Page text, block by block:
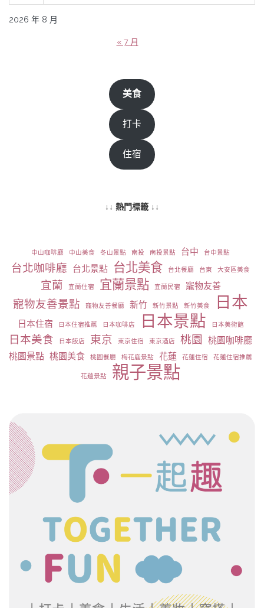
2026 年 8 月
« 7 月
美食
打卡
住宿
↓↓ 熱門標籤 ↓↓
中山咖啡廳 中山美食 冬山景點 南投 南投景點 台中 台中景點
台北咖啡廳 台北景點 台北美食 台北餐廳 台東 大安區美食
宜蘭 宜蘭住宿 宜蘭景點 宜蘭民宿 寵物友善
寵物友善景點 寵物友善餐廳 新竹 新竹景點 新竹美食 日本
日本住宿 日本住宿推薦 日本咖啡店 日本景點 日本美術館
日本美食 日本飯店 東京 東京住宿 東京酒店 桃園
桃園咖啡廳
桃園景點 桃園美食 桃園餐廳 梅花鹿景點 花蓮 花蓮住宿 花蓮住宿推薦
花蓮景點 親子景點